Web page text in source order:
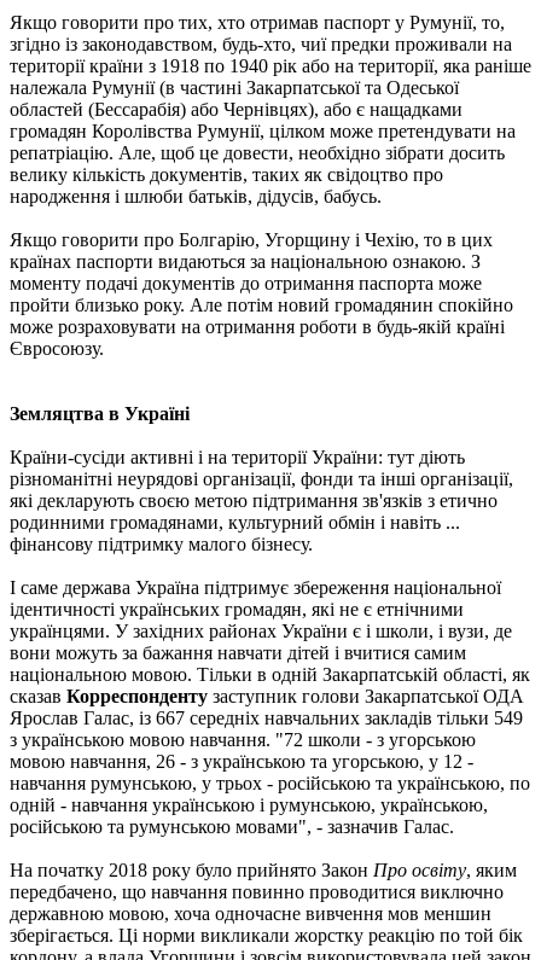
Якщо говорити про тих, хто отримав паспорт у Румунії, то,
згідно із законодавством, будь-хто, чиї предки проживали на
території країни з 1918 по 1940 рік або на території, яка раніше
належала Румунії (в частині Закарпатської та Одеської
областей (Бессарабія) або Чернівцях), або є нащадками
громадян Королівства Румунії, цілком може претендувати на
репатріацію. Але, щоб це довести, необхідно зібрати досить
велику кількість документів, таких як свідоцтво про
народження і шлюби батьків, дідусів, бабусь.
Якщо говорити про Болгарію, Угорщину і Чехію, то в цих
країнах паспорти видаються за національною ознакою. З
моменту подачі документів до отримання паспорта може
пройти близько року. Але потім новий громадянин спокійно
може розраховувати на отримання роботи в будь-якій країні
Євросоюзу.
Земляцтва в Україні
Країни-сусіди активні і на території України: тут діють
різноманітні неурядові організації, фонди та інші організації,
які декларують своєю метою підтримання зв'язків з етично
родинними громадянами, культурний обмін і навіть ...
фінансову підтримку малого бізнесу.
І саме держава Україна підтримує збереження національної
ідентичності українських громадян, які не є етнічними
українцями. У західних районах України є і школи, і вузи, де
вони можуть за бажання навчати дітей і вчитися самим
національною мовою. Тільки в одній Закарпатській області, як
сказав Корреспонденту заступник голови Закарпатської ОДА
Ярослав Галас, із 667 середніх навчальних закладів тільки 549
з українською мовою навчання. "72 школи - з угорською
мовою навчання, 26 - з українською та угорською, у 12 -
навчання румунською, у трьох - російською та українською, по
одній - навчання українською і румунською, українською,
російською та румунською мовами", - зазначив Галас.
На початку 2018 року було прийнято Закон Про освіту, яким
передбачено, що навчання повинно проводитися виключно
державною мовою, хоча одночасне вивчення мов меншин
зберігається. Ці норми викликали жорстку реакцію по той бік